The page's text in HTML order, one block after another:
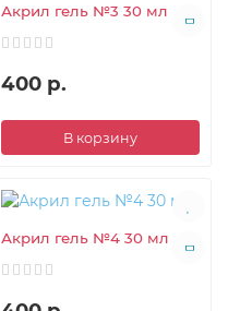
Акрил гель №3 30 мл
400 р.
В корзину
Акрил гель №4 30 мл